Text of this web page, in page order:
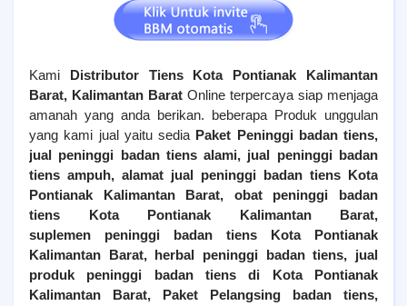
Kami Distributor Tiens Kota Pontianak Kalimantan
Barat, Kalimantan Barat Online terpercaya siap menjaga
amanah yang anda berikan. beberapa Produk unggulan
yang kami jual yaitu sedia Paket Peninggi badan tiens,
jual peninggi badan tiens alami, jual peninggi badan
tiens ampuh, alamat jual peninggi badan tiens Kota
Pontianak Kalimantan Barat, obat peninggi badan
tiens Kota Pontianak Kalimantan Barat,
suplemen peninggi badan tiens Kota Pontianak
Kalimantan Barat, herbal peninggi badan tiens, jual
produk peninggi badan tiens di Kota Pontianak
Kalimantan Barat, Paket Pelangsing badan tiens,